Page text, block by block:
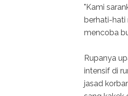
"Kami
berhati-hati
mencoba
Rupanya
intensif di
jasad